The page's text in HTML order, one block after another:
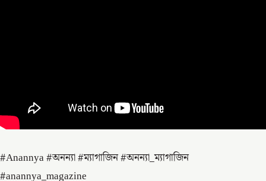
#Anannya #অনন্যা #ম্যাগাজিন #অনন্যা_ম্যাগাজিন
#anannya_magazine